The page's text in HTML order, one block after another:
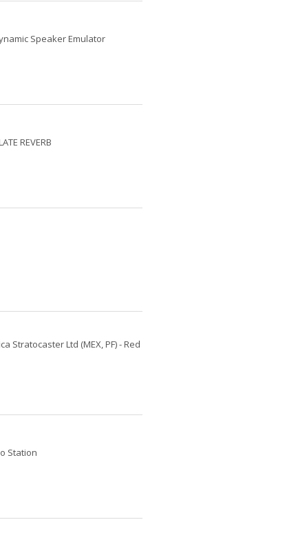
Speaker Emulator
REVERB
Stratocaster Ltd (MEX, PF) - Red
Station